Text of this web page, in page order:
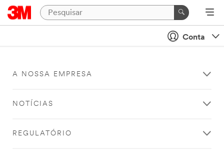
Conta
A NOSSA EMPRESA
NOTÍCIAS
REGULATÓRIO